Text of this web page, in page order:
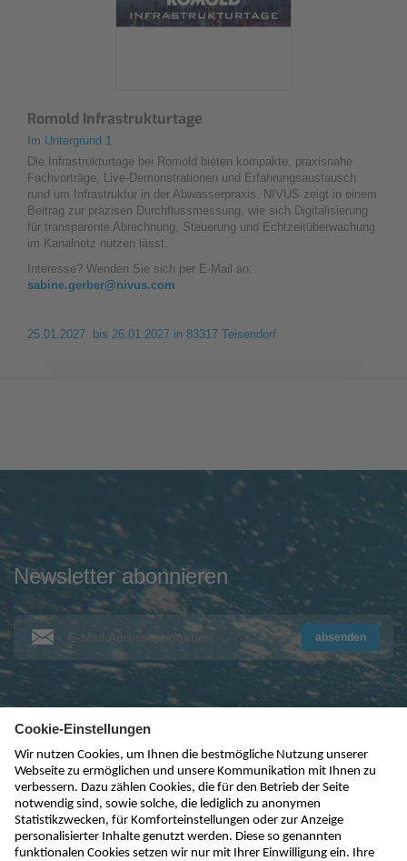
Romold Infrastrukturtage
Im Untergrund 1
Die Infrastrukturtage bei Romold bieten kompakte, praxisnahe
Fachvorträge, Live-Demonstrationen und Erfahrungsaustausch
rund um Infrastruktur in der Abwasserpraxis. NIVUS zeigt in einem
Beitrag zur präzisen Durchflussmessung, wie sich Digitalisierung
für transparente Abrechnung, Steuerung und Echtzeitüberwachung
im Kanalnetz nutzen lässt.
Interesse? Wenden Sie sich per E-Mail an:
sabine.gerber@nivus.com
25.01.2027 bis 26.01.2027 in 83317 Teisendorf
Newsletter abonnieren
absenden
kontakt@nivus.com
+49 7262 9191-0